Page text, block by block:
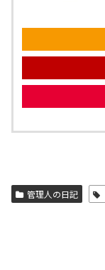
管理人の日記